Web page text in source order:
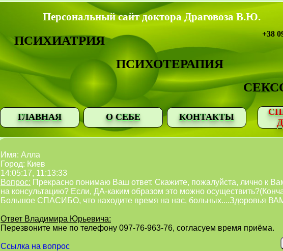
Персональный сайт доктора Драговоза В.Ю.
+38
ПСИХИАТРИЯ
ПСИХОТЕРАПИЯ
ГЛАВНАЯ О СЕБЕ КОНТАКТЫ
Имя: Алла
Город: Киев
14:05:17, 11:13:33
Вопрос: Прекрасно понимаю Ваш ответ. Скажите, пожалуйста, лично к
на консультацию? Если, ДА-каким образом это можно
Большое СПАСИБО, что находите время на нас, больных....Здоровья
Ответ Владимира Юрьевича:
Перезвоните мне по телефону 097-76-963-76, согласуем время приёма.
Ссылка на вопрос